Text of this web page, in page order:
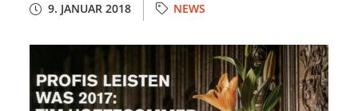
9. JANUAR 2018 NEWS